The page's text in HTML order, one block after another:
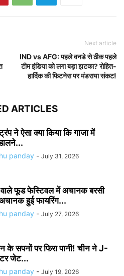
Next article
IND vs AFG: पहले वनडे से ठीक पहले
टीम इंडिया को लगा बड़ा झटका? रोहित-
हार्दिक की फिटनेस पर मंडराया संकट!
ARTICLES
ने ऐसा क्या किया कि गाजा में
panday - July 31, 2026
वाले फूड फेस्टिवल में अचानक बरसी
अचानक हुई फायरिंग...
panday - July 27, 2026
के सपनों पर फिरा पानी! चीन ने J-
जेट...
panday - July 19, 2026